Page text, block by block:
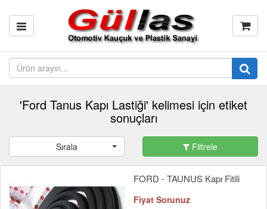
'Ford Tanus Kapı Lastiği' kelimesi için etiket
sonuçları
Sırala Filtrele
FORD - TAUNUS Kapı Fitili
Fiyat Sorunuz